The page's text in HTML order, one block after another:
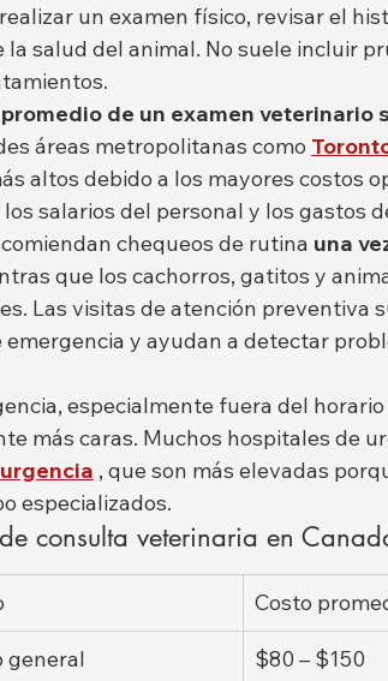
un examen físico, revisar el
la salud del animal. No suele incluir
de un examen veterinario
áreas metropolitanas como
altos debido a los mayores costos
salarios del personal y los gastos
chequeos de rutina una
que los cachorros, gatitos y
Las visitas de atención preventiva
y ayudan a detectar
especialmente fuera del
más caras. Muchos hospitales de
, que son más elevadas
especializados.
consulta veterinaria en
Costo
general $80 – $150